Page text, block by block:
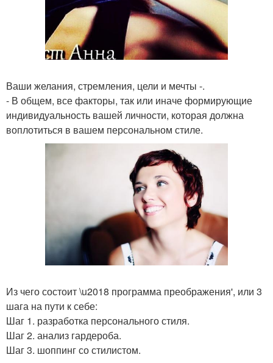
Ваши желания, стремления, цели и мечты -.
- В общем, все факторы, так или иначе формирующие
индивидуальность вашей личности, которая должна
воплотиться в вашем персональном стиле.
Из чего состоит \u2018 программа преображения', или 3
шага на пути к себе:
Шаг 1. разработка персонального стиля.
Шаг 2. анализ гардероба.
Шаг 3. шоппинг со стилистом.